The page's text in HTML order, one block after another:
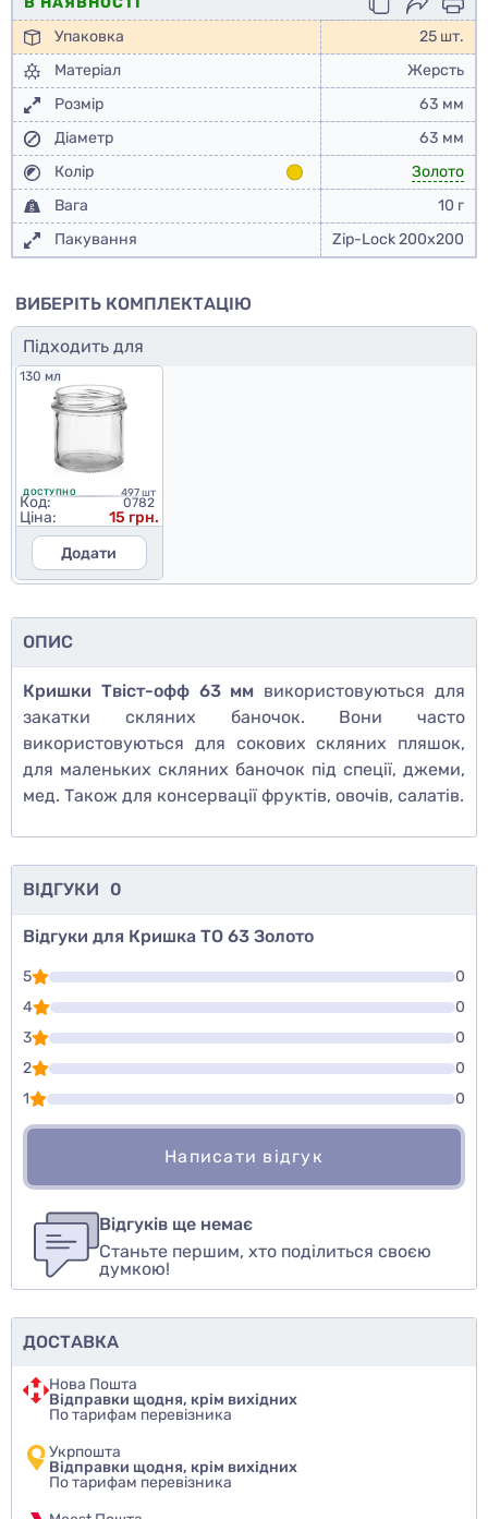
Упаковка
25 шт.
Матеріал
Жерсть
Розмір
63 мм
Діаметр
63 мм
Колір
Золото
Вага
10 г
Пакування
Zip-Lock 200x200
ВИБЕРІТЬ КОМПЛЕКТАЦІЮ
Підходить для
130 мл
ДОСТУПНО 497 шт
Код: 0782
Ціна:
15 грн.
Додати
ОПИС
Кришки Твіст-офф 63 мм використовуються для
закатки скляних баночок. Вони часто
використовуються для сокових скляних пляшок,
для маленьких скляних баночок під спеції, джеми,
мед. Також для консервації фруктів, овочів, салатів.
ВІДГУКИ 0
Відгуки для Кришка ТО 63 Золото
5
0
4
0
3
0
2
0
1
0
Написати відгук
авторизуйтесьили войдите
Оцінити товар
Відгуків ще немає
Станьте першим, хто поділиться своєю
думкою!
ДОСТАВКА
Нова Пошта
Відправки щодня, крім вихідних
По тарифам перевізника
Укрпошта
Відправки щодня, крім вихідних
По тарифам перевізника